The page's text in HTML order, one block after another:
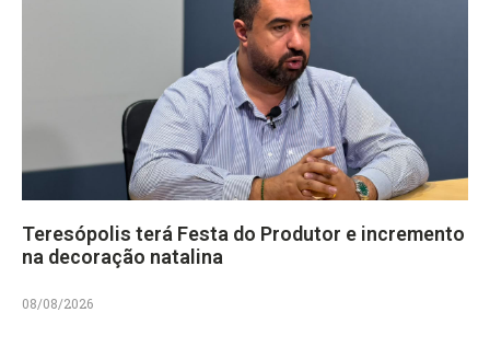
Teresópolis terá Festa do Produtor e incremento
na decoração natalina
08/08/2026